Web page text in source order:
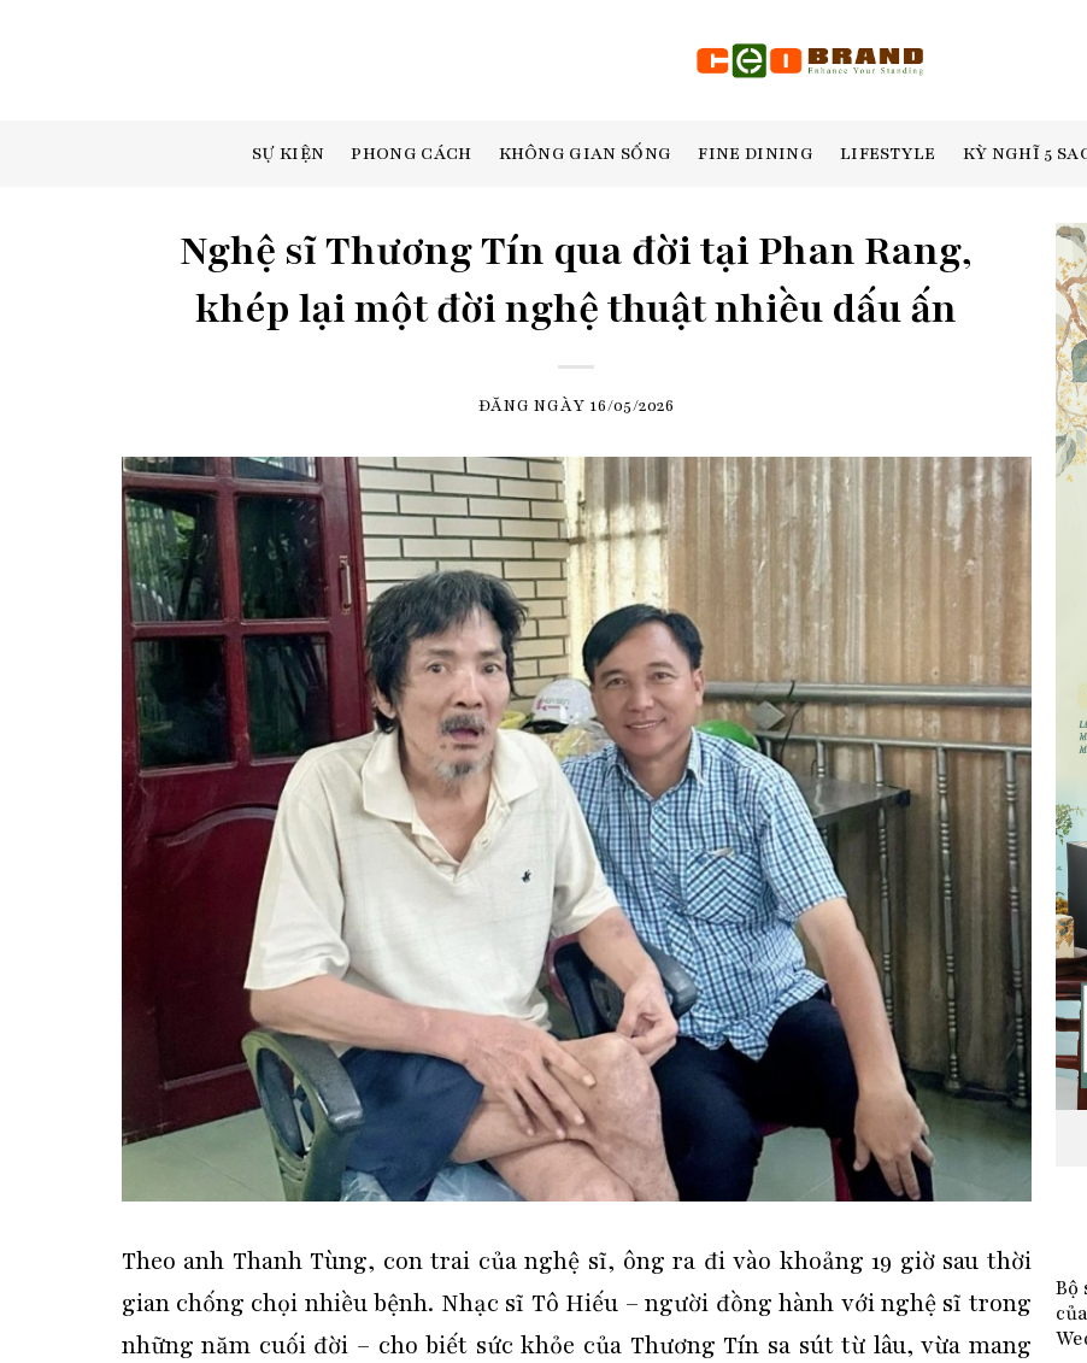
SỰ KIỆN PHONG CÁCH KHÔNG GIAN SỐNG FINE DINING LIFESTYLE KỲ NGHĨ 5
Nghệ sĩ Thương Tín qua đời tại Phan Rang,
khép lại một đời nghệ thuật nhiều dấu ấn
ĐĂNG NGÀY 16/05/2026
Theo anh Thanh Tùng, con trai của nghệ sĩ, ông ra đi vào khoảng 19 giờ sau thời
gian chống chọi nhiều bệnh. Nhạc sĩ Tô Hiếu – người đồng hành với nghệ sĩ trong
những năm cuối đời – cho biết sức khỏe của Thương Tín sa sút từ lâu, vừa mang
Bộ